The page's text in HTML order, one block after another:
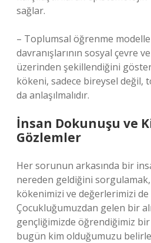
sağlar.
– Toplumsal öğrenme
davranışlarının sosyal çevre
üzerinden şekillendiğini
kökeni, sadece bireysel değil,
da anlaşılmalıdır.
İnsan Dokunuşu ve
Gözlemler
Her sorunun arkasında bir
nereden geldiğini
kökenimizi ve değerlerimizi
Çocukluğumuzdan gelen bir
gençliğimizde öğrendiğimiz
bugün kim olduğumuzu